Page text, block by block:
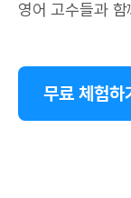
영어 고수들과
무료 체험하